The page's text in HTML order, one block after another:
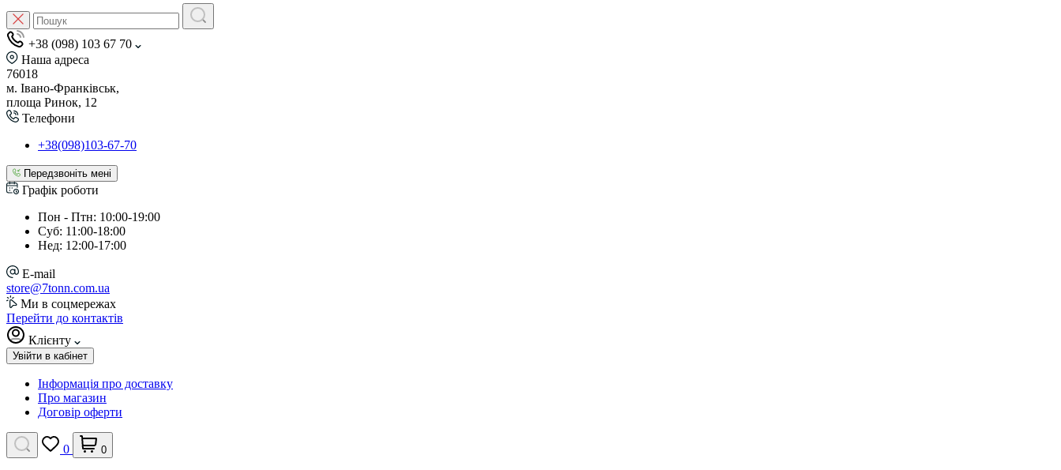
+38 (098) 103 67 70
Наша адреса
76018
м. Івано-Франківськ,
площа Ринок, 12
Телефони
+38(098)103-67-70
Передзвоніть мені
Графік роботи
Пон - Птн: 10:00-19:00
Суб: 11:00-18:00
Нед: 12:00-17:00
E-mail
store@7tonn.com.ua
Ми в соцмережах
Перейти до контактів
Клієнту
Увійти в кабінет
Інформація про доставку
Про магазин
Договір оферти
0 0